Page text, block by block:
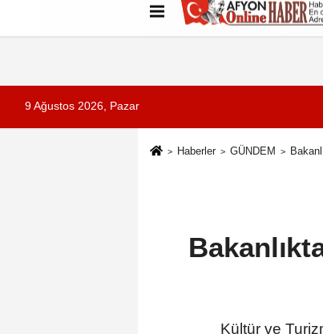
Künye İletişim Çerez
9 Ağustos 2026, Pazar
Haberler GÜNDEM
Kültür ve